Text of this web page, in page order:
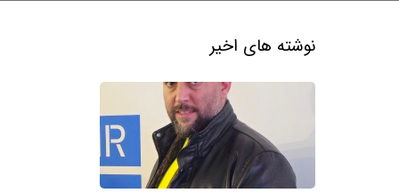
نوشته های اخیر